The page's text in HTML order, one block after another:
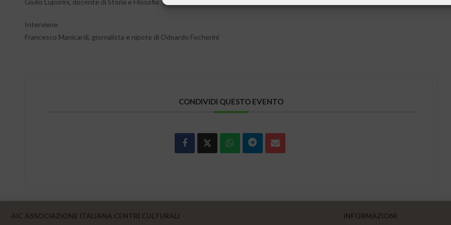
Giulio Luporini, docente di Storia e Filosofia
Interviene
Francesco Manicardi, giornalista e nipote di Odoardo Focherini
CONDIVIDI QUESTO EVENTO
AIC ASSOCIAZIONE ITALIANA CENTRI CULTURALI INFORMAZIONI